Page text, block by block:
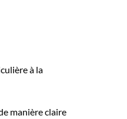
à la
manière claire